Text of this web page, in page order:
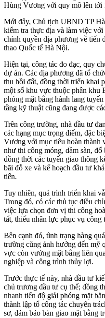
Hùng Vương với quy mô lên tới
Mới đây, Chủ tịch UBND TP
kiểm tra thực địa và làm việc
chính quyền địa phương về tiến
thao Quốc tế Hà Nội.
Hiện tại, công tác đo đạc, quy
dự án. Các địa phương đã tổ
thu hồi đất, đồng thời triển khai
một số khu vực thuộc phân khu
phóng mặt bằng hành lang
tầng kỹ thuật cũng đang được
Trên công trường, nhà đầu tư
các hạng mục trọng điểm, đặc
Vương với mục tiêu hoàn thành
như thi công móng, dầm sàn,
đồng thời các tuyến giao thông
bãi đỗ xe và kế hoạch đầu tư
tiến.
Tuy nhiên, quá trình triển khai
Trong đó, có các thủ tục điều
việc lựa chọn đơn vị thi công
tất, thiếu nhân lực phục vụ công
Bên cạnh đó, tình trạng hàng
trường cũng ảnh hưởng đến mỹ
vực còn vướng mặt bằng liên
nghiệp và công trình thủy lợi.
Trước thực tế này, nhà đầu tư
chủ trương đầu tư cụ thể; đồng
nhanh tiến độ giải phóng mặt
thành lập tổ công tác chuyên
sơ, đảm bảo bàn giao mặt bằng